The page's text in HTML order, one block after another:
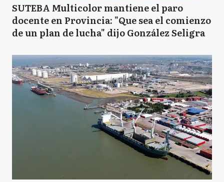
SUTEBA Multicolor mantiene el paro
docente en Provincia: "Que sea el comienzo
de un plan de lucha" dijo González Seligra